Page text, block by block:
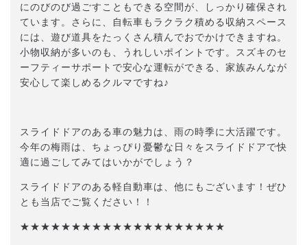
にのびのび過ごすこともできる空間が、しっかり確保され
ています。さらに、自転車もラクラク積める収納スペース
には、遊び道具をたっくさん積んでおでかけできますね。
小物収納が多いのも、うれしいポイントです。スズキのセ
ーフティーサポートで安心な運転ができる、家族みんなが
安心して楽しめるクルマですね♪
スライドドアのある車の魅力は、雨の時季に大活躍です。
今年の梅雨は、ちょっぴり憂鬱な日々をスライドドアで快
適に過ごしてみてはいかがでしょう？
スライドドアのある軽自動車は、他にもございます！ぜひ
とも当店でご覧ください！！
★★★★★★★★★★★★★★★★★★★★